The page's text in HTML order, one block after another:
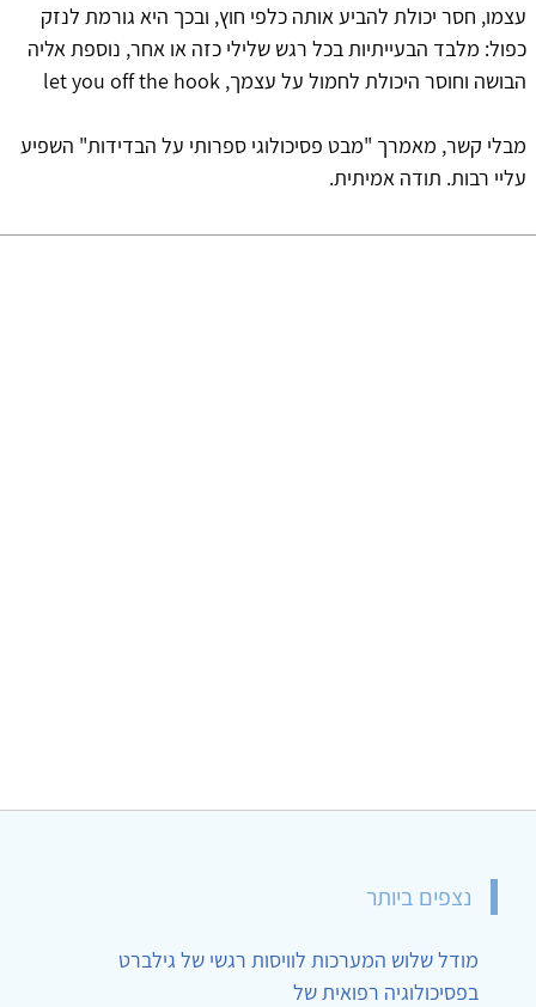
עצמו, חסר יכולת להביע אותה כלפי חוץ, ובכך היא גורמת לנזק
כפול: מלבד הבעייתיות בכל רגש שלילי כזה או אחר, נוספת אליה
הבושה וחוסר היכולת לחמול על עצמך, let you off the hook
מבלי קשר, מאמרך "מבט פסיכולוגי ספרותי על הבדידות" השפיע
עליי רבות. תודה אמיתית.
נצפים ביותר
מודל שלוש המערכות לוויסות רגשי של גילברט
בפסיכולוגיה רפואית של